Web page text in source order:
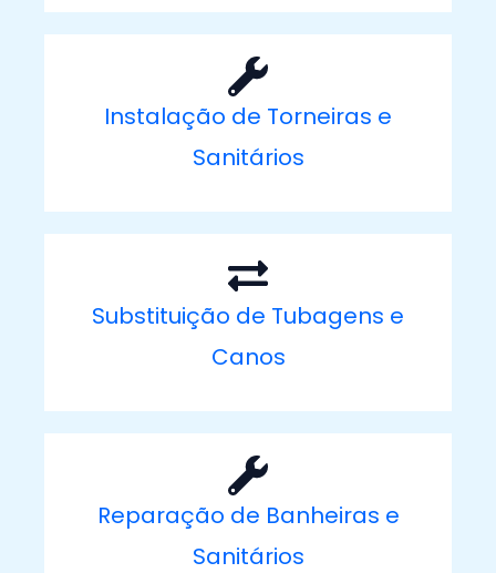
Instalação de Torneiras e
Sanitários
Substituição de Tubagens e
Canos
Reparação de Banheiras e
Sanitários